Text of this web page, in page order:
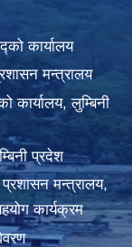
कार्यालय
मन्त्रालय
कार्यालय, लुम्बिनी
प्रदेश
मन्त्रालय,
कार्यक्रम